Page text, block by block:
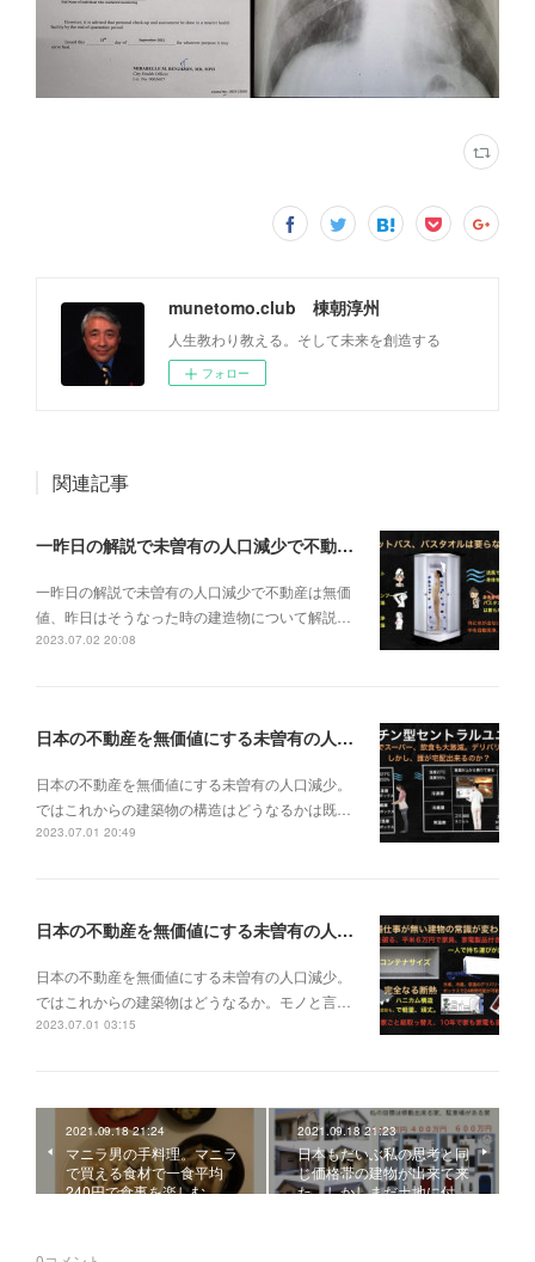
munetomo.club 棟朝淳州
人生教わり教える。そして未来を創造する
フォロー
関連記事
一昨日の解説で未曽有の人口減少で不動産は無価値、昨日はそうなった時の建造物について解説、今日からはその設備について解説をして行く。
一昨日の解説で未曽有の人口減少で不動産は無価
値、昨日はそうなった時の建造物について解説…
2023.07.02 20:08
日本の不動産を無価値にする未曽有の人口減少。ではこれからの建築物の構造はどうなるかは既に解説した。今はその内部の内容。その1
日本の不動産を無価値にする未曽有の人口減少。
ではこれからの建築物の構造はどうなるかは既…
2023.07.01 20:49
日本の不動産を無価値にする未曽有の人口減少。ではこれからの建築物はどうなるか。
日本の不動産を無価値にする未曽有の人口減少。
ではこれからの建築物はどうなるか。モノと言…
2023.07.01 03:15
2021.09.18 21:24
マニラ男の手料理。マニラ
で買える食材で一食平均
240円で食事を楽しむ。…
2021.09.18 21:23
日本もだいぶ私の思考と同
じ価格帯の建物が出来て来
た。しかしまだ土地に付…